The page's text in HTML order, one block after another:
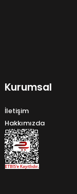
Kurumsal
İletişim
Hakkımızda